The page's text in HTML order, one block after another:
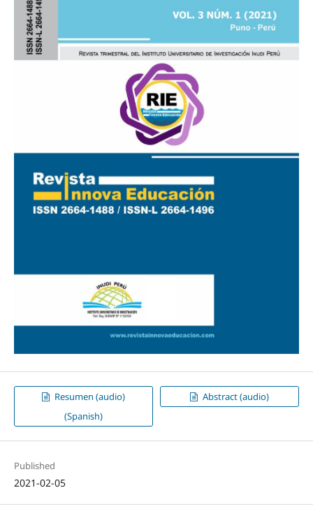
Resumen (audio)
(Spanish)
Abstract (audio)
Published
2021-02-05